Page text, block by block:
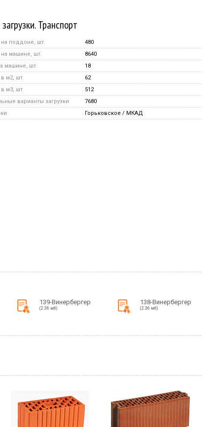
Транспорт
поддоне, шт.
480
машине, шт.
8640
машине, шт.
18
м2, шт.
62
м3, шт.
512
варианты загрузки
7680
Горьковское / МКАД
139-Винербергер
(2.36 мб)
138-Винербергер
(2.36 мб)